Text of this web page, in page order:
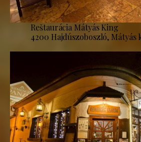
Reštaurácia Mátyás King
4200 Hajdúszoboszló, Mátyás